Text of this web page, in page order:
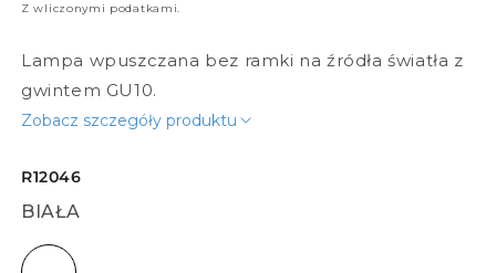
Z wliczonymi podatkami.
Lampa wpuszczana bez ramki na źródła światła z
gwintem GU10.
Zobacz szczegóły produktu
R12046
BIAŁA
biała